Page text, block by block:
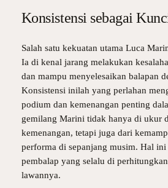
Konsistensi sebagai
Salah satu kekuatan utama Luca
Ia di kenal jarang melakukan
dan mampu menyelesaikan balapan
Konsistensi inilah yang perlahan
podium dan kemenangan penting
gemilang Marini tidak hanya di ukur
kemenangan, tetapi juga dari
performa di sepanjang musim. Hal
pembalap yang selalu di
lawannya.